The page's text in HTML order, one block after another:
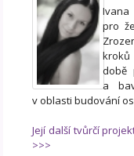
pro
době
a
v oblasti budování
Její další tvůrčí
>>>